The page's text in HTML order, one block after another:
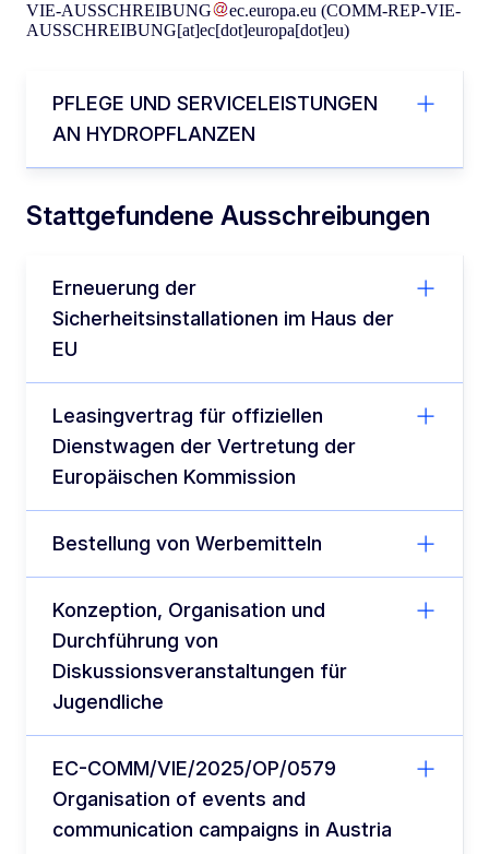
VIE-AUSSCHREIBUNG
ec.europa.eu (COMM-REP-VIE-
AUSSCHREIBUNG[at]ec[dot]europa[dot]eu)
PFLEGE UND SERVICELEISTUNGEN
AN HYDROPFLANZEN
Stattgefundene Ausschreibungen
Erneuerung der
Sicherheitsinstallationen im Haus der
EU
Leasingvertrag für offiziellen
Dienstwagen der Vertretung der
Europäischen Kommission
Bestellung von Werbemitteln
Konzeption, Organisation und
Durchführung von
Diskussionsveranstaltungen für
Jugendliche
EC-COMM/VIE/2025/OP/0579
Organisation of events and
communication campaigns in Austria